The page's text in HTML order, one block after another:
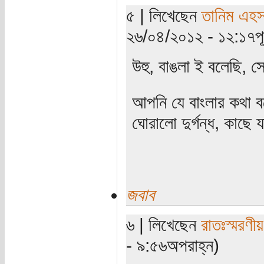
৫ | লিখেছেনতানিম
২৬/০৪/২০১২ -
উহু, বাঙলা ই বলেছি,
আপনি যে বাংলার কথা
ঘোরালো দুর্গন্ধ, কাছে
জবাব
৬ | লিখেছেন রাতঃস্মরণীয়
- ৯:৫৬অপরাহ্ন)